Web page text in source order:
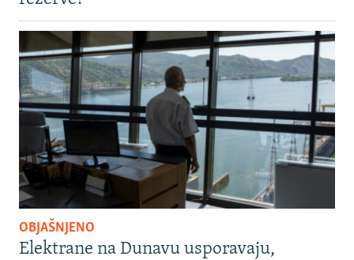
OBJAŠNJENO
Elektrane na Dunavu usporavaju,